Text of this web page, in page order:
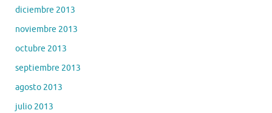
diciembre 2013
noviembre 2013
octubre 2013
septiembre 2013
agosto 2013
julio 2013